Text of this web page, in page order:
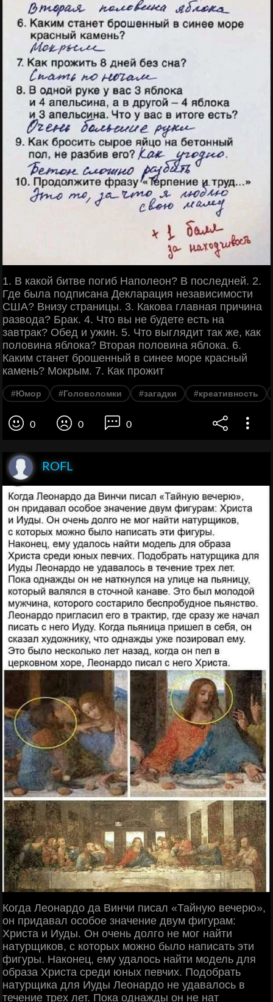
1. В какой битве погиб Наполеон? В последней. 2.
Где была подписана Декларация независимости
США? Внизу страницы. 3. Какова главная причина
развода? Брак. 4. Что вы не будете есть на
завтрак? Обед и ужин. 5. Что выглядит так же, как
половина яблока? Вторая половина яблока. 6.
Каким станет брошенный в синее море красный
камень? Мокрым. 7. Как прожит
#Юмор #Головоломки #загадки #креативность
0 0 0
ROFL
Когда Леонардо да Винчи писал «Тайную вечерю»,
он придавал особое значение двум фигурам:
Христа и Иуды. Он очень долго не мог найти
натурщиков, с которых можно было написать эти
фигуры. Наконец, ему удалось найти модель для
образа Христа среди юных певчих. Подобрать
натурщика для Иуды Леонардо не удавалось в
течение трех лет. Пока однажды он не нат